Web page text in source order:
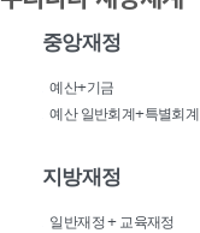
중앙재정
예산+기금
예산 일반회계+특별회계
지방재정
일반재정 + 교육재정